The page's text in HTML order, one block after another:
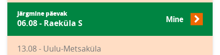
Järgmine päevak
06.08 - Raeküla S Mine
13.08 - Uulu-Metsaküla